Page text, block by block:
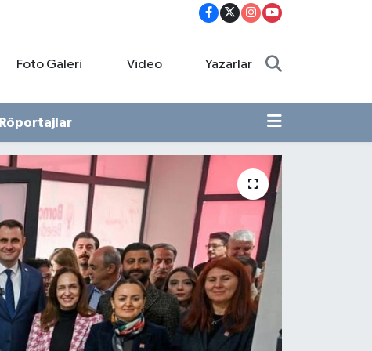
Foto Galeri Video Yazarlar
Röportajlar